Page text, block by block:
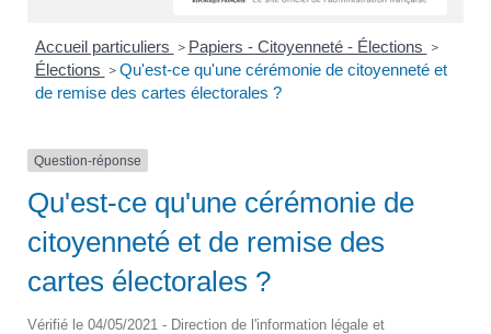
Accueil particuliers > Papiers - Citoyenneté - Élections >
Élections > Qu'est-ce qu'une cérémonie de citoyenneté et
de remise des cartes électorales ?
Question-réponse
Qu'est-ce qu'une cérémonie de
citoyenneté et de remise des
cartes électorales ?
Vérifié le 04/05/2021 - Direction de l'information légale et